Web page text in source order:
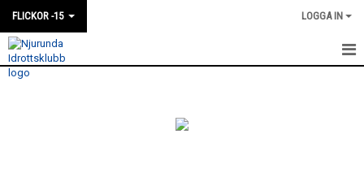
FLICKOR -15 LOGGA IN
HEM